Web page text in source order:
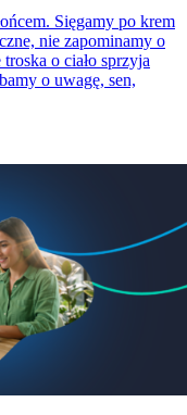
Sięgamy po krem
nie zapominamy o
o ciało sprzyja
o uwagę, sen,